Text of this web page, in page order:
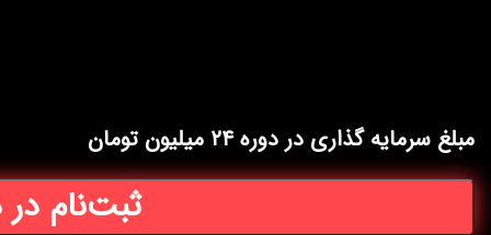
مبلغ سرمایه گذاری در دوره ۲۴ میلیون تومان
ثبت‌نام در